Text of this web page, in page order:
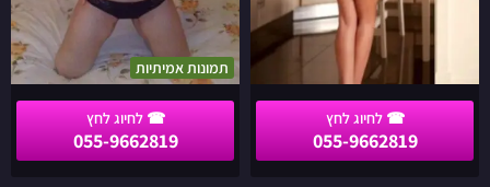
055-9662819
תמונות אמיתיות
055-9662819